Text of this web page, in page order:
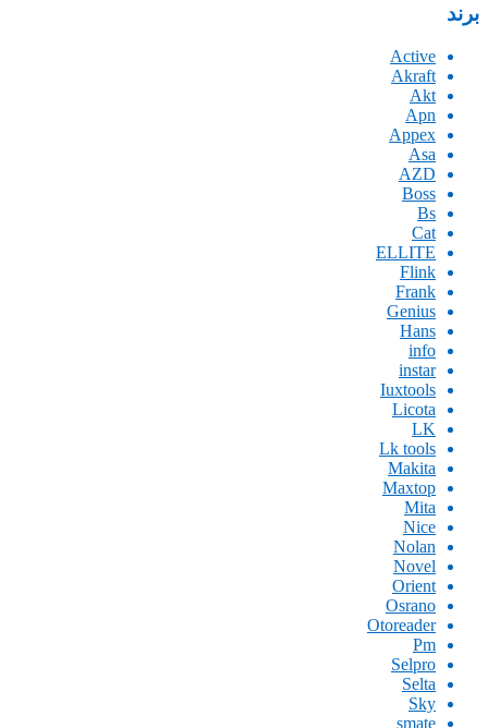
برند
Active
Akraft
Akt
Apn
Appex
Asa
AZD
Boss
Bs
Cat
ELLITE
Flink
Frank
Genius
Hans
info
instar
Iuxtools
Licota
LK
Lk tools
Makita
Maxtop
Mita
Nice
Nolan
Novel
Orient
Osrano
Otoreader
Pm
Selpro
Selta
Sky
smate